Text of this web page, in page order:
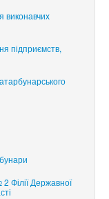
виконавчих
підприємств,
Філії Державної